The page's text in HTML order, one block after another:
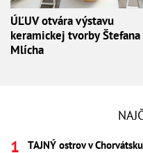
ÚĽUV otvára výstavu
keramickej tvorby Štefana
Mlícha
TAJNÝ ostrov v